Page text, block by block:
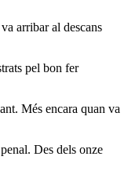
arribar al descans
pel bon fer
Més encara quan va
Des dels onze